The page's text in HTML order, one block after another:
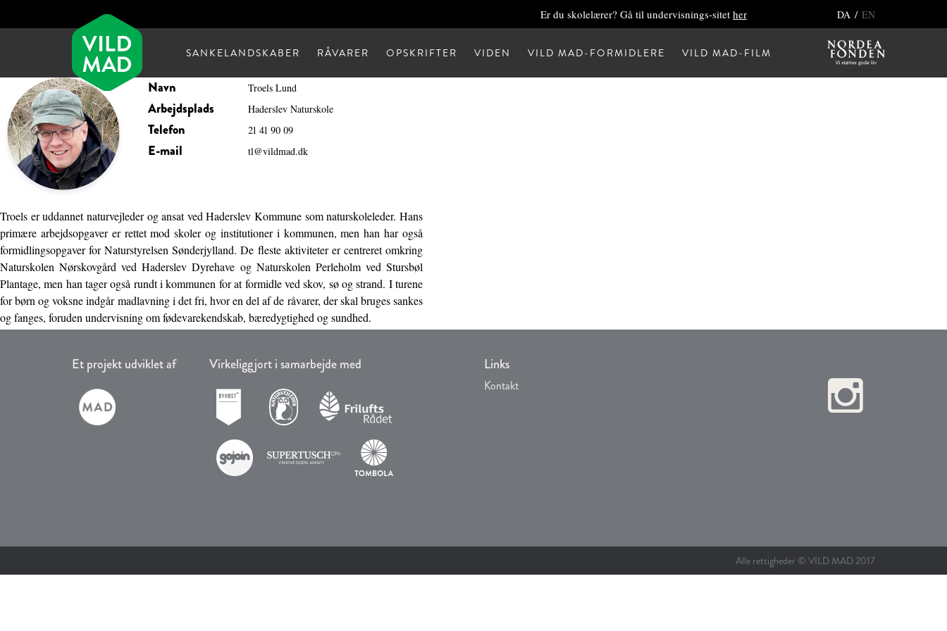
DA / EN
Er du skolelærer? Gå til undervisnings-sitet her
SANKELANDSKABER RÅVARER OPSKRIFTER VIDEN VILD MAD-FORMIDLERE VILD MAD-FILM
Navn Troels Lund
Arbejdsplads Haderslev Naturskole
Telefon 21 41 90 09
E-mail tl@vildmad.dk
Troels er uddannet naturvejleder og ansat ved Haderslev Kommune som naturskoleleder. Hans
primære arbejdsopgaver er rettet mod skoler og institutioner i kommunen, men han har også
formidlingsopgaver for Naturstyrelsen Sønderjylland. De fleste aktiviteter er centreret omkring
Naturskolen Nørskovgård ved Haderslev Dyrehave og Naturskolen Perleholm ved Stursbøl
Plantage, men han tager også rundt i kommunen for at formidle ved skov, sø og strand. I turene
for børn og voksne indgår madlavning i det fri, hvor en del af de råvarer, der skal bruges sankes
og fanges, foruden undervisning om fødevarekendskab, bæredygtighed og sundhed.
Et projekt udviklet af Virkeliggjort i samarbejde med Links
Kontakt
Alle rettigheder © VILD MAD 2017